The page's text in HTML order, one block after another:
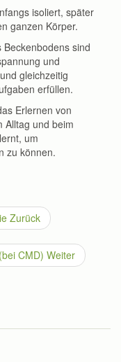
isoliert, später
ganzen Körper.
sind
und
gleichzeitig
erfüllen.
Erlernen von
Alltag und beim
um
zu können.
Zurück
CMD) Weiter